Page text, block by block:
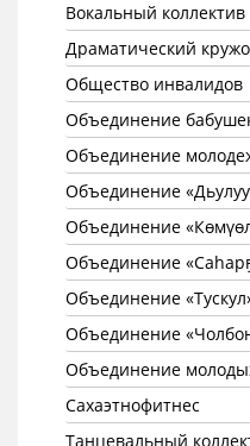
Вокальный
Драматический
Общество инвалидов
Объединение
Объединение
Объединение
Объединение
Объединение
Объединение
Объединение
Объединение
Сахаэтнофитнес
Танцевальный